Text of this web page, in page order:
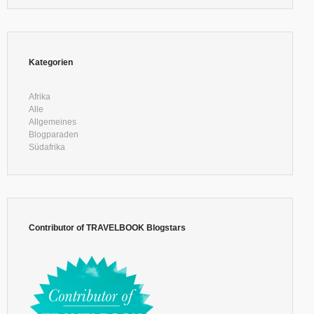
Kategorien
Afrika
Alle
Allgemeines
Blogparaden
Südafrika
Contributor of TRAVELBOOK Blogstars